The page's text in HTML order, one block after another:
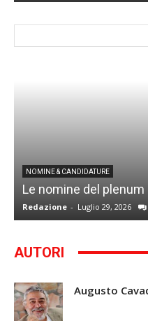
NOMINE & CANDIDATURE
Le nomine del plenum
Redazione - Luglio 29, 2026
AUTORI
Augusto